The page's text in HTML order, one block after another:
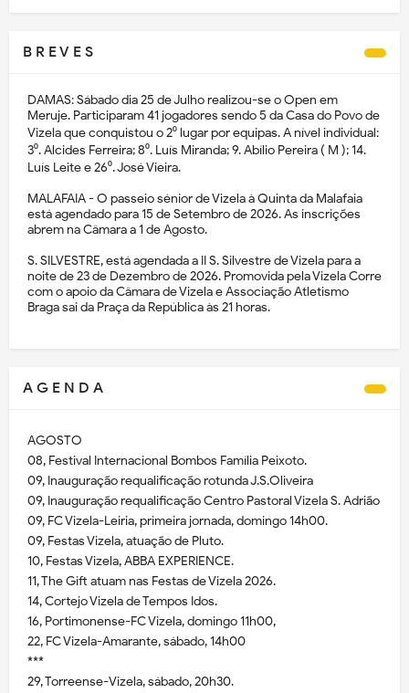
B R E V E S
DAMAS: Sábado dia 25 de Julho realizou-se o Open em
Meruje. Participaram 41 jogadores sendo 5 da Casa do Povo de
Vizela que conquistou o 2⁰ lugar por equipas. A nível individual:
3⁰. Alcides Ferreira; 8⁰. Luís Miranda; 9. Abílio Pereira ( M ); 14.
Luís Leite e 26⁰. José Vieira.
MALAFAIA - O passeio sénior de Vizela à Quinta da Malafaia
está agendado para 15 de Setembro de 2026. As inscrições
abrem na Câmara a 1 de Agosto.
S. SILVESTRE, está agendada a II S. Silvestre de Vizela para a
noite de 23 de Dezembro de 2026. Promovida pela Vizela Corre
com o apoio da Câmara de Vizela e Associação Atletismo
Braga sai da Praça da República às 21 horas.
A G E N D A
AGOSTO
08, Festival Internacional Bombos Família Peixoto.
09, Inauguração requalificação rotunda J.S.Oliveira
09, Inauguração requalificação Centro Pastoral Vizela S. Adrião
09, FC Vizela-Leiria, primeira jornada, domingo 14h00.
09, Festas Vizela, atuação de Pluto.
10, Festas Vizela, ABBA EXPERIENCE.
11, The Gift atuam nas Festas de Vizela 2026.
14, Cortejo Vizela de Tempos Idos.
16, Portimonense-FC Vizela, domingo 11h00,
22, FC Vizela-Amarante, sábado, 14h00
***
29, Torreense-Vizela, sábado, 20h30.